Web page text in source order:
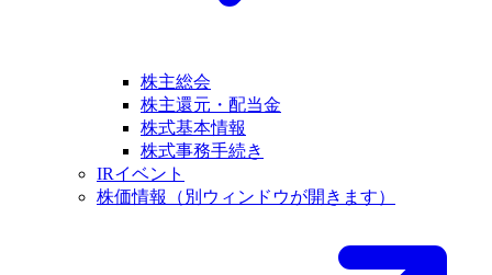
株主総会
株主還元・配当金
株式基本情報
株式事務手続き
IRイベント
株価情報
（別ウィンドウが開きます）